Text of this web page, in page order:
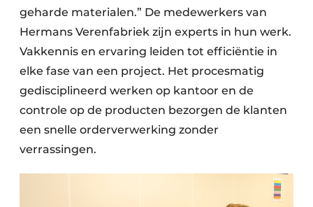
geharde materialen.” De medewerkers van
Hermans Verenfabriek zijn experts in hun werk.
Vakkennis en ervaring leiden tot efficiëntie in
elke fase van een project. Het procesmatig
gedisciplineerd werken op kantoor en de
controle op de producten bezorgen de klanten
een snelle orderverwerking zonder
verrassingen.